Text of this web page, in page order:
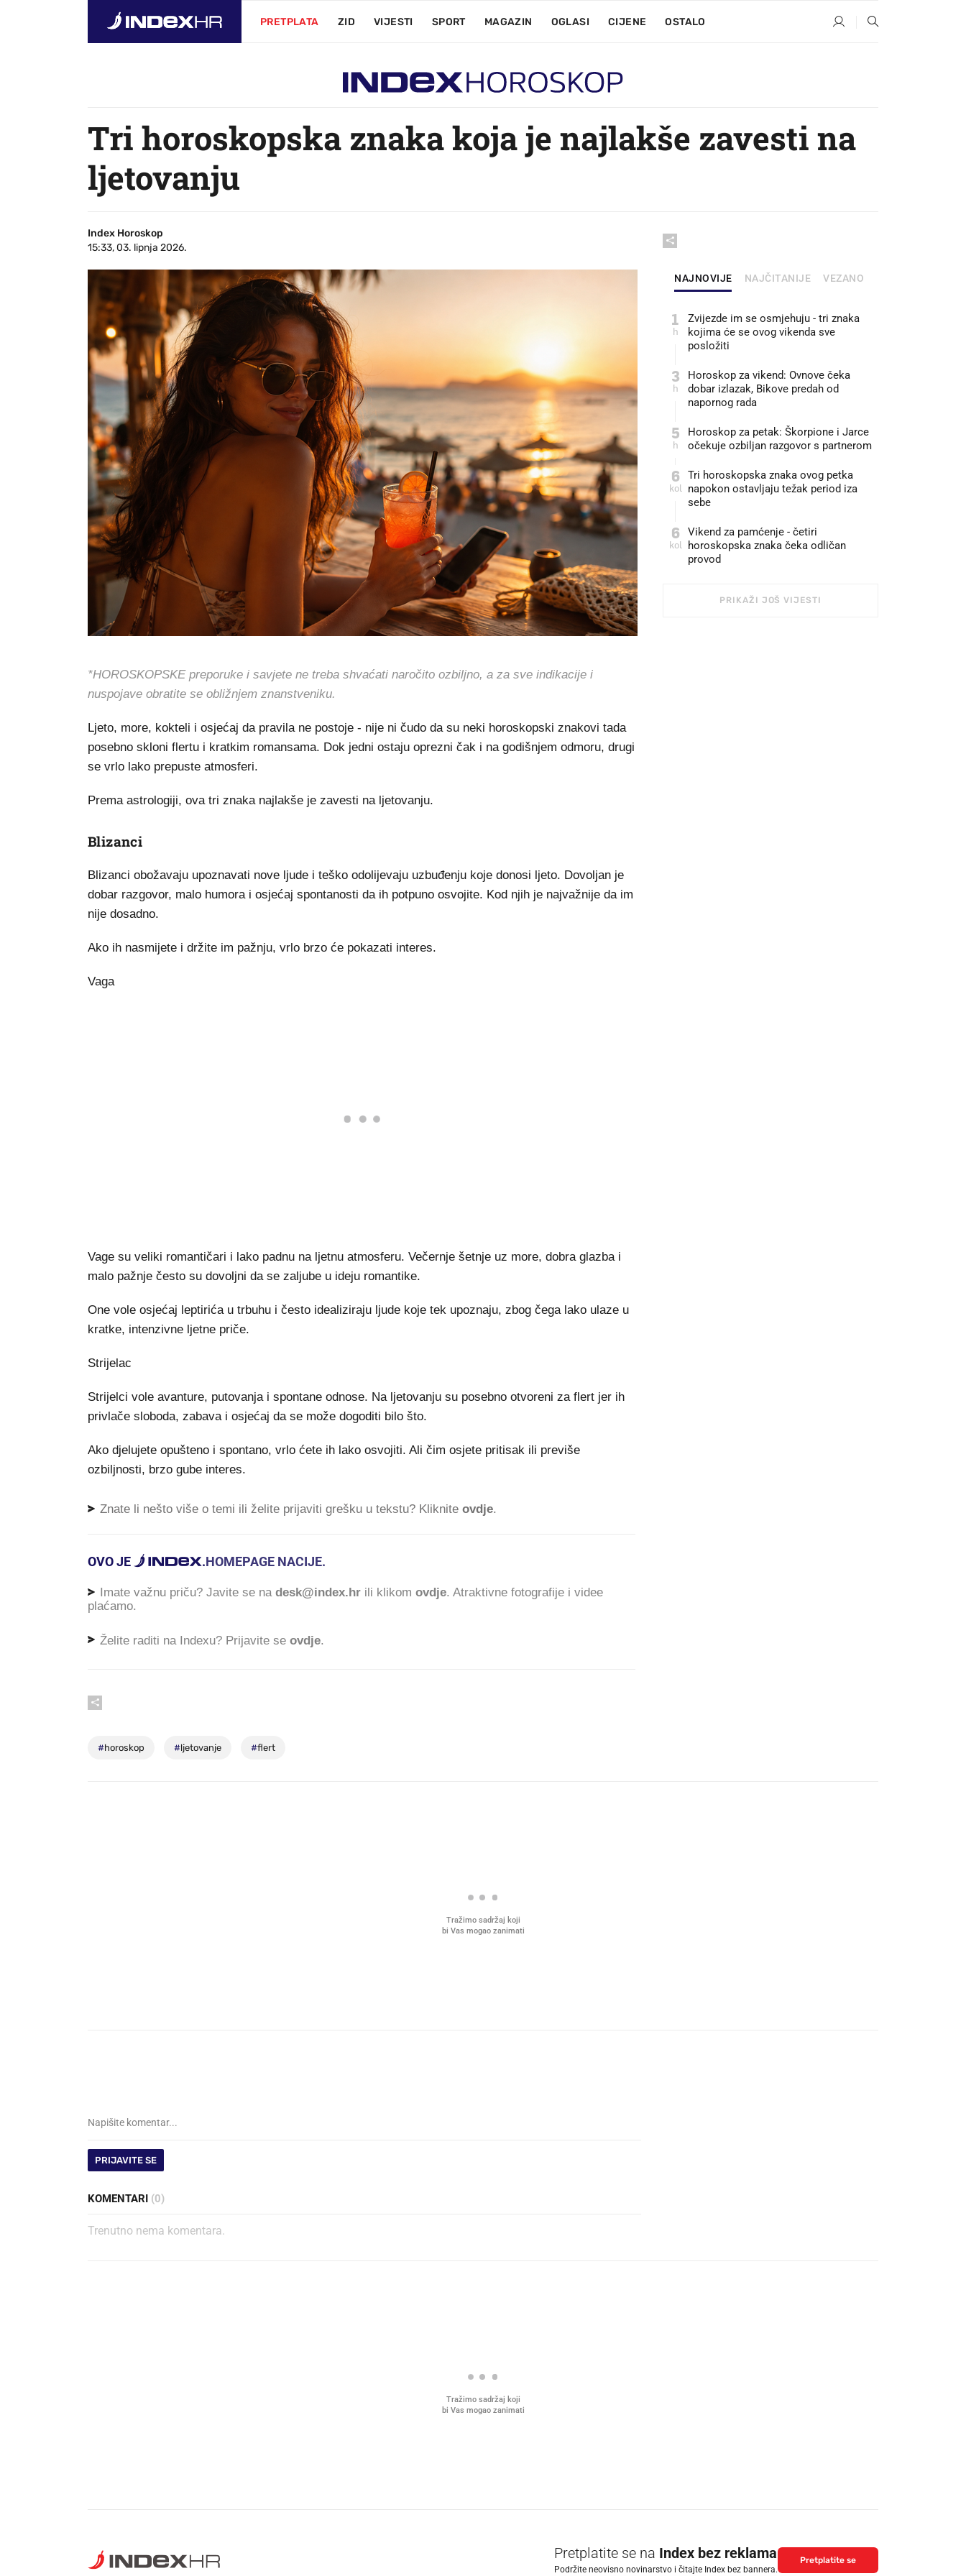
PRETPLATA ZID VIJESTI SPORT MAGAZIN OGLASI CIJENE OSTALO
Tri horoskopska znaka koja je najlakše zavesti na
ljetovanju
Index Horoskop
15:33, 03. lipnja 2026.
*HOROSKOPSKE preporuke i savjete ne treba shvaćati naročito ozbiljno, a za sve indikacije i
nuspojave obratite se obližnjem znanstveniku.
Ljeto, more, kokteli i osjećaj da pravila ne postoje - nije ni čudo da su neki horoskopski znakovi tada
posebno skloni flertu i kratkim romansama. Dok jedni ostaju oprezni čak i na godišnjem odmoru, drugi
se vrlo lako prepuste atmosferi.
Prema astrologiji, ova tri znaka najlakše je zavesti na ljetovanju.
Blizanci
Blizanci obožavaju upoznavati nove ljude i teško odolijevaju uzbuđenju koje donosi ljeto. Dovoljan je
dobar razgovor, malo humora i osjećaj spontanosti da ih potpuno osvojite. Kod njih je najvažnije da im
nije dosadno.
Ako ih nasmijete i držite im pažnju, vrlo brzo će pokazati interes.
Vaga
Vage su veliki romantičari i lako padnu na ljetnu atmosferu. Večernje šetnje uz more, dobra glazba i
malo pažnje često su dovoljni da se zaljube u ideju romantike.
One vole osjećaj leptirića u trbuhu i često idealiziraju ljude koje tek upoznaju, zbog čega lako ulaze u
kratke, intenzivne ljetne priče.
Strijelac
Strijelci vole avanture, putovanja i spontane odnose. Na ljetovanju su posebno otvoreni za flert jer ih
privlače sloboda, zabava i osjećaj da se može dogoditi bilo što.
Ako djelujete opušteno i spontano, vrlo ćete ih lako osvojiti. Ali čim osjete pritisak ili previše
ozbiljnosti, brzo gube interes.
Znate li nešto više o temi ili želite prijaviti grešku u tekstu? Kliknite ovdje.
OVO JE .HOMEPAGE NACIJE.
Imate važnu priču? Javite se na desk@index.hr ili klikom ovdje. Atraktivne fotografije i videe
plaćamo.
Želite raditi na Indexu? Prijavite se ovdje.
#horoskop #ljetovanje #flert
NAJNOVIJE NAJČITANIJE VEZANO
1
h
Zvijezde im se osmjehuju - tri znaka
kojima će se ovog vikenda sve
posložiti
3
h
Horoskop za vikend: Ovnove čeka
dobar izlazak, Bikove predah od
napornog rada
5
h
Horoskop za petak: Škorpione i Jarce
očekuje ozbiljan razgovor s partnerom
6
kol
Tri horoskopska znaka ovog petka
napokon ostavljaju težak period iza
sebe
6
kol
Vikend za pamćenje - četiri
horoskopska znaka čeka odličan
provod
PRIKAŽI JOŠ VIJESTI
Tražimo sadržaj koji
bi Vas mogao zanimati
PRIJAVITE SE
KOMENTARI (0)
Trenutno nema komentara.
Tražimo sadržaj koji
bi Vas mogao zanimati
Pretplatite se na Index bez reklama
Podržite neovisno novinarstvo i čitajte Index bez bannera.
Pretplatite se